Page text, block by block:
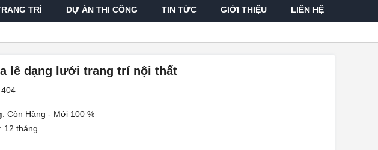
TRÍ DỰ ÁN THI CÔNG TIN TỨC GIỚI THIỆU LIÊN HỆ
lê dạng lưới trang trí nội thất
: Còn Hàng - Mới 100 %
: 12 tháng